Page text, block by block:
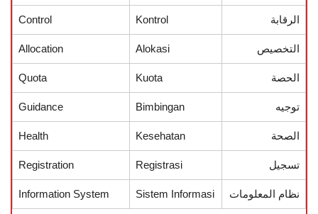
الرقابة Kontrol
Control
التخصيص Alokasi
Allocation
الحصة Kuota
Quota
توجيه Bimbingan
Guidance
الصحة Kesehatan
Health
تسجيل Registrasi
Registration
نظام المعلومات Sistem Informasi
Information System